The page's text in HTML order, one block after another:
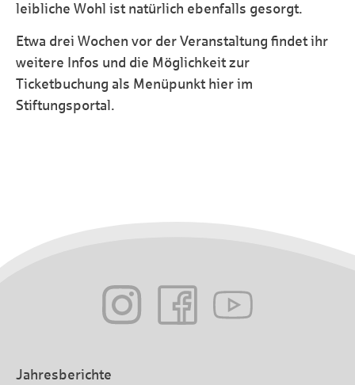
leibliche Wohl ist natürlich ebenfalls gesorgt.
Etwa drei Wochen vor der Veranstaltung findet ihr
weitere Infos und die Möglichkeit zur
Ticketbuchung als Menüpunkt hier im
Stiftungsportal.
Jahresberichte